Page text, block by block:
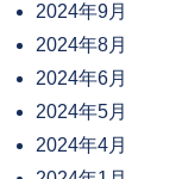
2024年9月
2024年8月
2024年6月
2024年5月
2024年4月